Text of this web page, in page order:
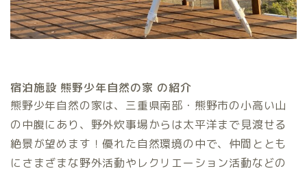
宿泊施設 熊野少年自然の家 の紹介
熊野少年自然の家は、三重県南部・熊野市の小高い山
の中腹にあり、野外炊事場からは太平洋まで見渡せる
絶景が望めます！優れた自然環境の中で、仲間ととも
にさまざまな野外活動やレクリエーション活動などの